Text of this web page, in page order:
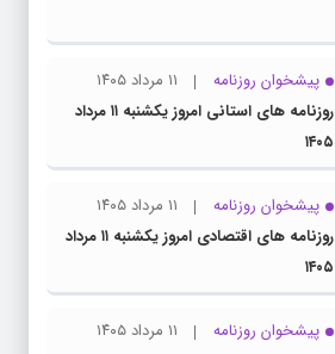
پیشخوان روزنامه
۱۱ مرداد ۱۴۰۵
روزنامه های استانی امروز یکشنبه ۱۱ مرداد
۱۴۰۵
پیشخوان روزنامه
۱۱ مرداد ۱۴۰۵
روزنامه های اقتصادی امروز یکشنبه ۱۱ مرداد
۱۴۰۵
پیشخوان روزنامه
۱۱ مرداد ۱۴۰۵